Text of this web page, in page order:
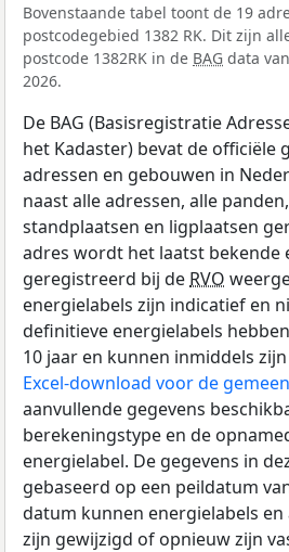
Bovenstaande tabel toont de 19
postcodegebied 1382 RK. Dit zijn
postcode 1382RK in de BAG data
2026.
De BAG (Basisregistratie
het Kadaster) bevat de officiële
adressen en gebouwen in
naast alle adressen, alle
standplaatsen en ligplaatsen
adres wordt het laatst bekende
geregistreerd bij de RVO
energielabels zijn indicatief en
definitieve energielabels
10 jaar en kunnen inmiddels
Excel-download voor de
aanvullende gegevens
berekeningstype en de
energielabel. De gegevens in
gebaseerd op een peildatum
datum kunnen energielabels
zijn gewijzigd of opnieuw zijn